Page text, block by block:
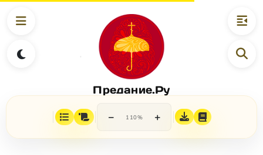
Предание.Ру
− 110% +